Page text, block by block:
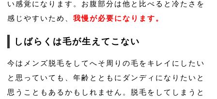
い感覚になります。お腹部分は他と比べると冷たさを
感じやすいため、 我慢が必要になります。
しばらくは毛が生えてこない
今はメンズ脱毛をしてへそ周りの毛をキレイにしたい
と思っていても、年齢とともにダンディになりたいと
思うこともあるかもしれません。脱毛をしてしまうと